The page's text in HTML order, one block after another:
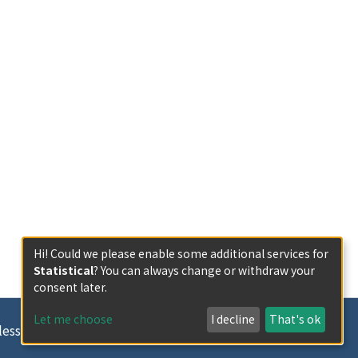
otherwise indicated.
Hi! Could we please enable some additional services for
Statistical? You can always change or withdraw your
consent later.
Let me choose I decline That's ok